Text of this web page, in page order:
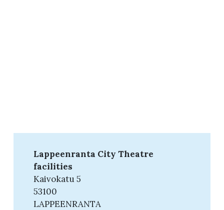
Lappeenranta City Theatre
facilities
Kaivokatu 5
53100
LAPPEENRANTA